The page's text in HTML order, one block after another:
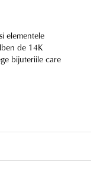
elementele
de 14K
bijuteriile care